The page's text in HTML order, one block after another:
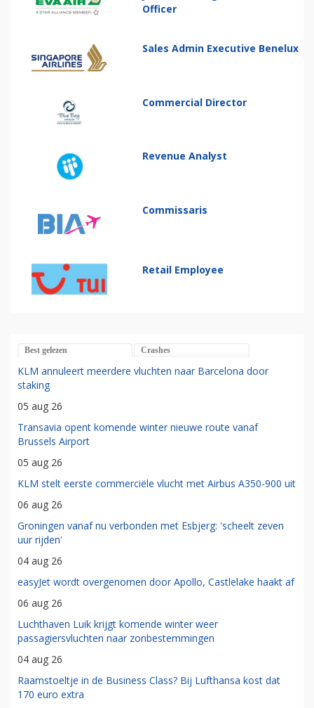
Officer
Sales Admin Executive Benelux
Commercial Director
Revenue Analyst
Commissaris
Retail Employee
Best gelezen Crashes
KLM annuleert meerdere vluchten naar Barcelona door
staking
05 aug 26
Transavia opent komende winter nieuwe route vanaf
Brussels Airport
05 aug 26
KLM stelt eerste commerciële vlucht met Airbus A350-900 uit
06 aug 26
Groningen vanaf nu verbonden met Esbjerg: 'scheelt zeven
uur rijden'
04 aug 26
easyJet wordt overgenomen door Apollo, Castlelake haakt af
06 aug 26
Luchthaven Luik krijgt komende winter weer
passagiersvluchten naar zonbestemmingen
04 aug 26
Raamstoeltje in de Business Class? Bij Lufthansa kost dat
170 euro extra